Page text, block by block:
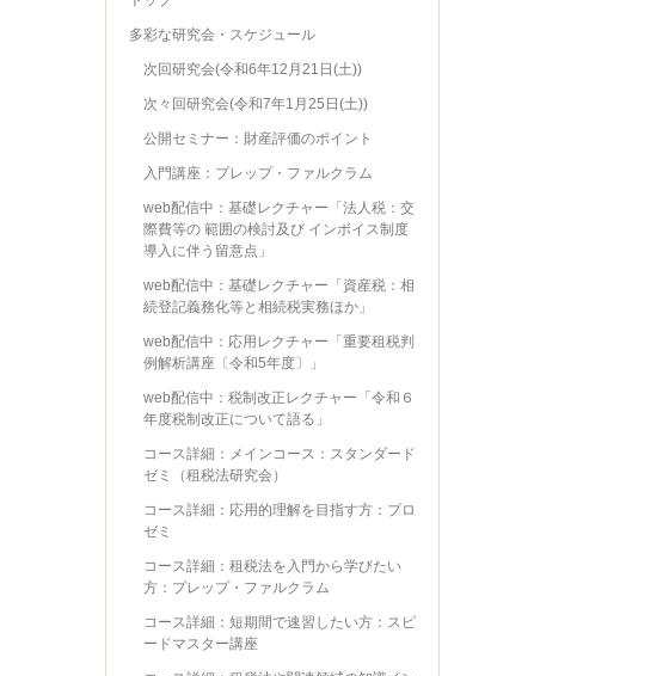
多彩な研究会・スケジュール
次回研究会(令和6年12月21日(土))
次々回研究会(令和7年1月25日(土))
公開セミナー：財産評価のポイント
入門講座：プレップ・ファルクラム
web配信中：基礎レクチャー「法人税：交
際費等の 範囲の検討及び インボイス制度
導入に伴う留意点」
web配信中：基礎レクチャー「資産税：相
続登記義務化等と相続税実務ほか」
web配信中：応用レクチャー「重要租税判
例解析講座〔令和5年度〕」
web配信中：税制改正レクチャー「令和６
年度税制改正について語る」
コース詳細：メインコース：スタンダード
ゼミ（租税法研究会）
コース詳細：応用的理解を目指す方：プロ
ゼミ
コース詳細：租税法を入門から学びたい
方：プレップ・ファルクラム
コース詳細：短期間で速習したい方：スピ
ードマスター講座